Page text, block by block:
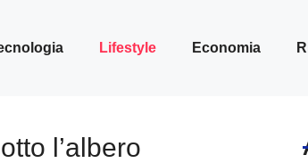
Lifestyle Economia
l’albero